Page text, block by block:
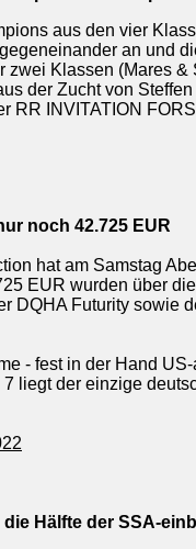
aus den vier
an und
Klassen (Mares
der Zucht von
RR INVITATION
noch 42.725 EUR
hat am Samstag
EUR wurden über
DQHA Futurity sowie
- fest in der Hand
liegt der einzige
Hälfte der SSA-